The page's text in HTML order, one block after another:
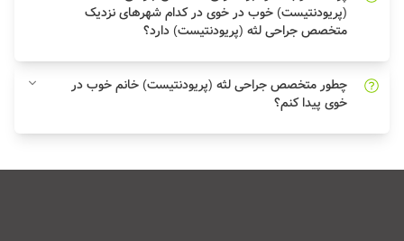
(پریودنتیست) خوب در خوی در کدام شهرهای نزدیک
متخصص جراحی لثه (پریودنتیست) دارد؟
چطور متخصص جراحی لثه (پریودنتیست) خانم خوب در
خوی پیدا کنم؟